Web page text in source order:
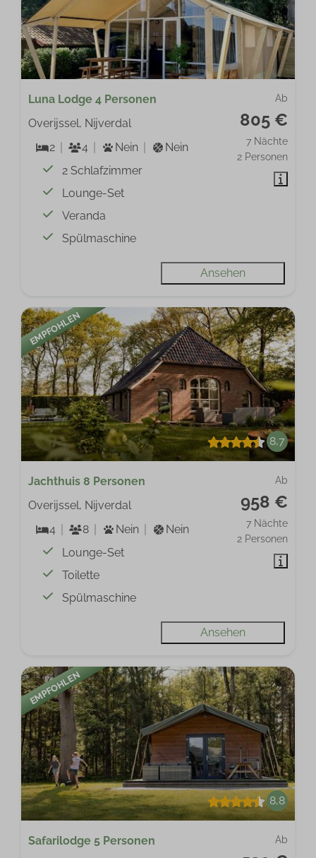
Ab
805 €
7 Nächte
2 Personen
Luna Lodge 4 Personen
Overijssel, Nijverdal
2
4 Nein
Nein
2 Schlafzimmer
Lounge-Set
Veranda
Spülmaschine
Ansehen
EMPFOHLEN
8,7
Ab
958 €
7 Nächte
2 Personen
Jachthuis 8 Personen
Overijssel, Nijverdal
4
8 Nein
Nein
Lounge-Set
Toilette
Spülmaschine
Ansehen
EMPFOHLEN
8,8
Ab
Safarilodge 5 Personen